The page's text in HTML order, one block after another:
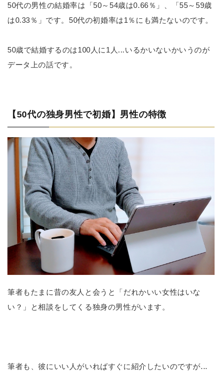
50代の男性の結婚率は「50～54歳は0.66％」、「55～59歳
は0.33％」です。50代の初婚率は1％にも満たないのです。
50歳で結婚するのは100人に1人...いるかいないかいうのが
データ上の話です。
【50代の独身男性で初婚】男性の特徴
筆者もたまに昔の友人と会うと「だれかいい女性はいな
い？」と相談をしてくる独身の男性がいます。
筆者も、彼にいい人がいればすぐに紹介したいのですが...